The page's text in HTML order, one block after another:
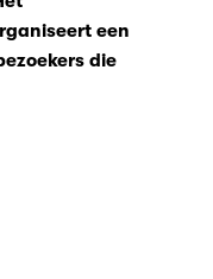
een
die